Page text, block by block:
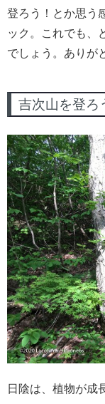
登ろう！とか思う
ック。これでも、
でしょう。ありが
吉次山を登ろ
日陰は、植物が成